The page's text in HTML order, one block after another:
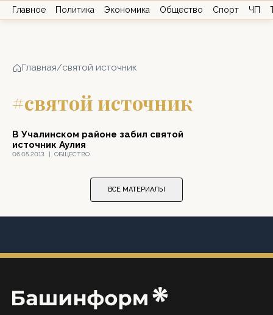
Главное Политика Экономика Общество Спорт ЧП
Главная/святой источник
#святой источник
06.05.2013 | ОБЩЕСТВО
В Учалинском районе забил святой
источник Аулия
ВСЕ МАТЕРИАЛЫ